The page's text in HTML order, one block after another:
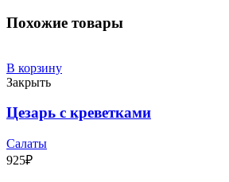
Похожие товары
В корзину
Закрыть
Цезарь с креветками
Салаты
925₽